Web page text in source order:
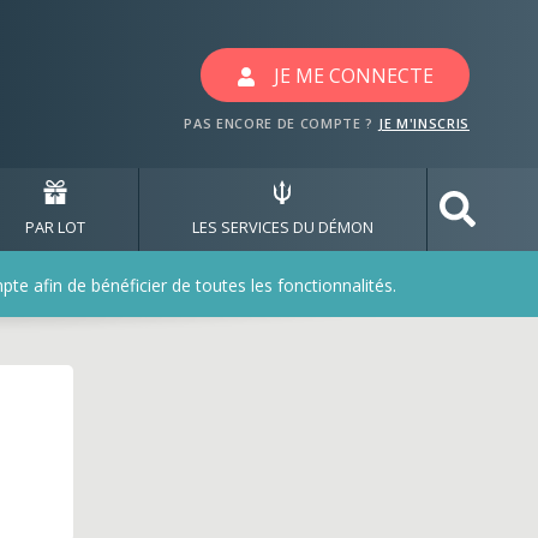
avec les jeux
JE ME CONNECTE
PAS ENCORE DE COMPTE ? JE M'INSCRIS
PAR LOT LES SERVICES DU DÉMON
afin de bénéficier de toutes les fonctionnalités.